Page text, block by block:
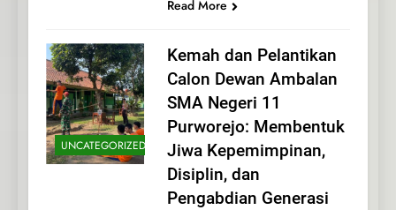
Read More
UNCATEGORIZED
Kemah dan Pelantikan
Calon Dewan Ambalan
SMA Negeri 11
Purworejo: Membentuk
Jiwa Kepemimpinan,
Disiplin, dan
Pengabdian Generasi